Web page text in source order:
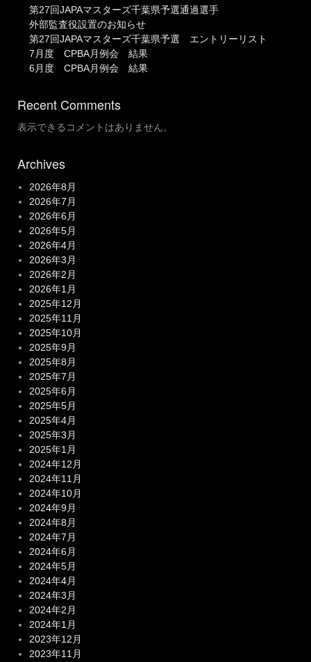
第27回JAPAマスターズ千葉県予選通過選手
外部監査役設置のお知らせ
第27回JAPAマスターズ千葉県予選 エントリーリスト
7月度 CPBA月例会 結果
6月度 CPBA月例会 結果
Recent Comments
表示できるコメントはありません。
Archives
2026年8月
2026年7月
2026年6月
2026年5月
2026年4月
2026年3月
2026年2月
2026年1月
2025年12月
2025年11月
2025年10月
2025年9月
2025年8月
2025年7月
2025年6月
2025年5月
2025年4月
2025年3月
2025年1月
2024年12月
2024年11月
2024年10月
2024年9月
2024年8月
2024年7月
2024年6月
2024年5月
2024年4月
2024年3月
2024年2月
2024年1月
2023年12月
2023年11月